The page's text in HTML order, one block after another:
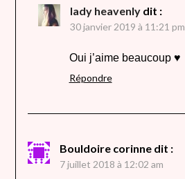
lady heavenly dit :
30 janvier 2019 à 11:21 pm
Oui j’aime beaucoup ♥
Répondre
Bouldoire corinne dit :
7 juillet 2018 à 12:02 am